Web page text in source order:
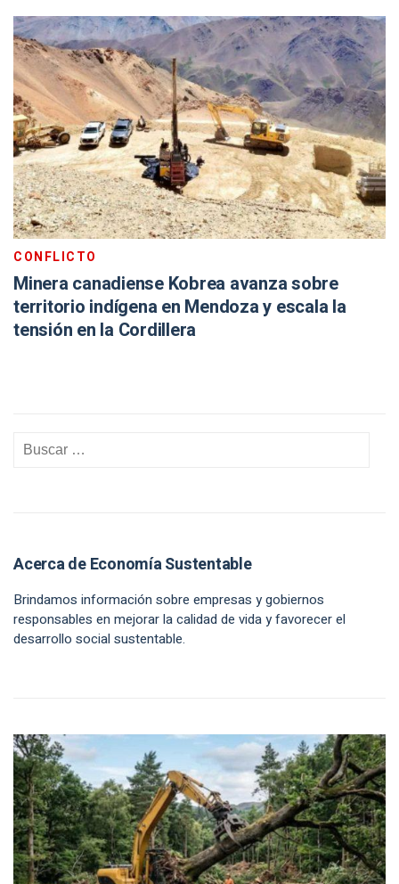
CONFLICTO
Minera canadiense Kobrea avanza sobre
territorio indígena en Mendoza y escala la
tensión en la Cordillera
Acerca de Economía Sustentable
Brindamos información sobre empresas y gobiernos
responsables en mejorar la calidad de vida y favorecer el
desarrollo social sustentable.